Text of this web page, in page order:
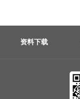
资料下载